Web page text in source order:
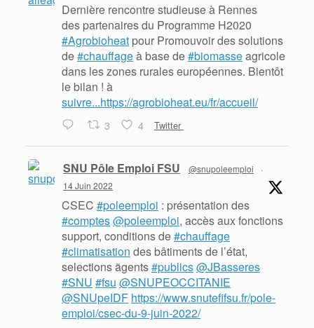
Dernière rencontre studieuse à Rennes
des partenaires du Programme H2020
#Agrobioheat pour Promouvoir des solutions
de#chauffageà base de#biomasseagricole
dans les zones rurales européennes. Bientôt
le bilan ! à
suivre...https://agrobioheat.eu/fr/accueil/
3 4 Twitter
SNU Pôle Emploi FSU @snupoleemploi
·
14 Juin 2022
CSEC #poleemploi : présentation des
#comptes@poleemploi, accès aux fonctions
support, conditions de#chauffage
#climatisation des bâtiments de l’état,
selections ãgents#publics@JBasseres
#SNU #fsu @SNUPEOCCITANIE
@SNUpeIDF https://www.snutefifsu.fr/pole-
emploi/csec-du-9-juin-2022/